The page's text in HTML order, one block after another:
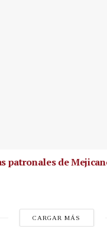
patronales de
CARGAR MÁS